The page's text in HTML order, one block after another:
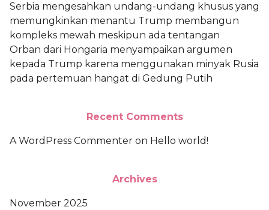
Serbia mengesahkan undang-undang khusus yang
memungkinkan menantu Trump membangun
kompleks mewah meskipun ada tentangan
Orban dari Hongaria menyampaikan argumen
kepada Trump karena menggunakan minyak Rusia
pada pertemuan hangat di Gedung Putih
Recent Comments
A WordPress Commenter on Hello world!
Archives
November 2025